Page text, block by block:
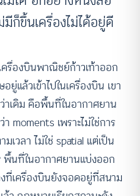
ก็ขึ้นเครื่องไม่ได้อยู่ดี
ครื่องบินพาณิชย์ก้าวเท้าออก
แล้วเข้าไปในเครื่องบิน เขา
เดิม คือพื้นที่ในอากาศยาน
moments เพราะไม่ใช่การ
เวลา ไม่ใช่ spatial แต่เป็น
พื้นที่ในอากาศยานแบ่งออก
ที่เครื่องบินยังจอดอยู่ที่สนาม